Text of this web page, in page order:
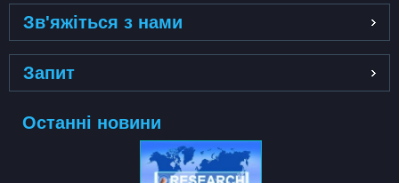
Зв'яжіться з нами
Запит
Останні новини